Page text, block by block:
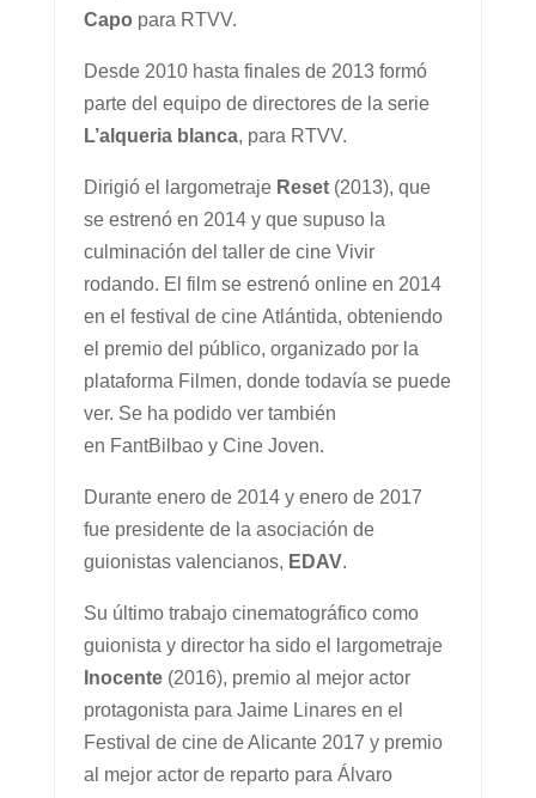
Capo para RTVV.
Desde 2010 hasta finales de 2013 formó
parte del equipo de directores de la serie
L’alqueria blanca, para RTVV.
Dirigió el largometraje Reset(2013), que
se estrenó en 2014 y que supuso la
culminación del taller de cine Vivir
rodando. El film se estrenó online en 2014
en el festival de cine Atlántida, obteniendo
el premio del público, organizado por la
plataforma Filmen, donde todavía se puede
ver. Se ha podido ver también
en FantBilbao y Cine Joven.
Durante enero de 2014 y enero de 2017
fue presidente de la asociación de
guionistas valencianos, EDAV.
Su último trabajo cinematográfico como
guionista y director ha sido el largometraje
Inocente(2016), premio al mejor actor
protagonista para Jaime Linares en el
Festival de cine de Alicante 2017 y premio
al mejor actor de reparto para Álvaro